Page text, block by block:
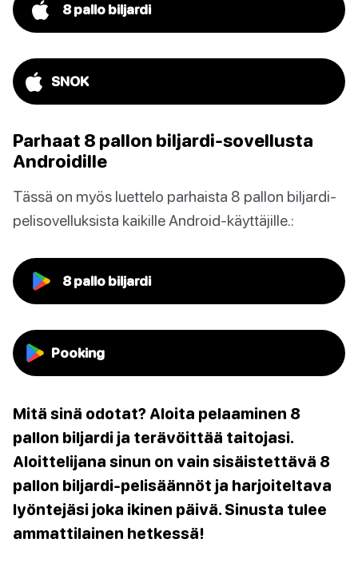
8 pallo biljardi
SNOK
Parhaat 8 pallon biljardi-sovellusta
Androidille
Tässä on myös luettelo parhaista 8 pallon biljardi-
pelisovelluksista kaikille Android-käyttäjille.:
8 pallo biljardi
Pooking
Mitä sinä odotat? Aloita pelaaminen 8
pallon biljardi ja terävöittää taitojasi.
Aloittelijana sinun on vain sisäistettävä 8
pallon biljardi-pelisäännöt ja harjoiteltava
lyöntejäsi joka ikinen päivä. Sinusta tulee
ammattilainen hetkessä!